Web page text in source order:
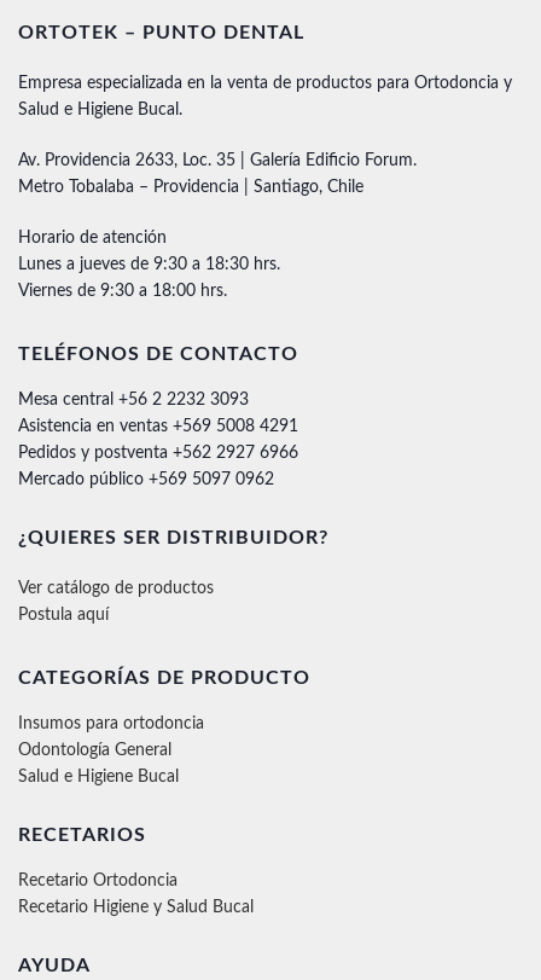
ORTOTEK – PUNTO DENTAL
Empresa especializada en la venta de productos para Ortodoncia y
Salud e Higiene Bucal.
Av. Providencia 2633, Loc. 35 | Galería Edificio Forum.
Metro Tobalaba – Providencia | Santiago, Chile
Horario de atención
Lunes a jueves de 9:30 a 18:30 hrs.
Viernes de 9:30 a 18:00 hrs.
TELÉFONOS DE CONTACTO
Mesa central +56 2 2232 3093
Asistencia en ventas +569 5008 4291
Pedidos y postventa +562 2927 6966
Mercado público +569 5097 0962
¿QUIERES SER DISTRIBUIDOR?
Ver catálogo de productos
Postula aquí
CATEGORÍAS DE PRODUCTO
Insumos para ortodoncia
Odontología General
Salud e Higiene Bucal
RECETARIOS
Recetario Ortodoncia
Recetario Higiene y Salud Bucal
AYUDA